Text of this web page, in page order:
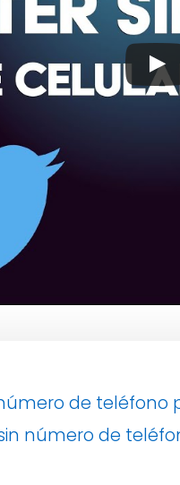
de teléfono
número de